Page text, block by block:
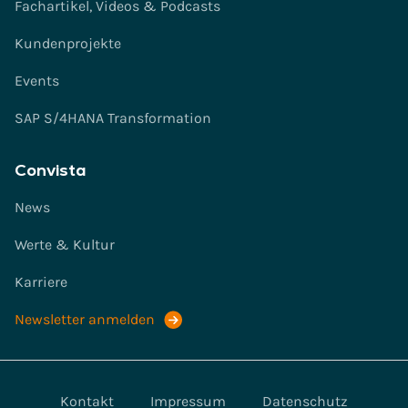
Fachartikel, Videos & Podcasts
Kundenprojekte
Events
SAP S/4HANA Transformation
Convista
News
Werte & Kultur
Karriere
Newsletter anmelden
Kontakt Impressum Datenschutz